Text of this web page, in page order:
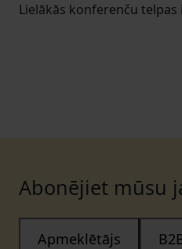
Lielākās konferenču telpas
Abonējiet mūsu
Apmeklētājs